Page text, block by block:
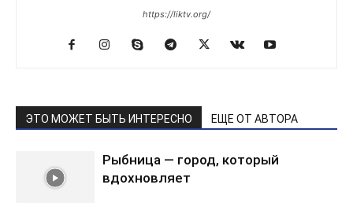
https://liktv.org/
ЭТО МОЖЕТ БЫТЬ ИНТЕРЕСНО ЕЩЕ ОТ АВТОРА
Рыбница — город, который
вдохновляет